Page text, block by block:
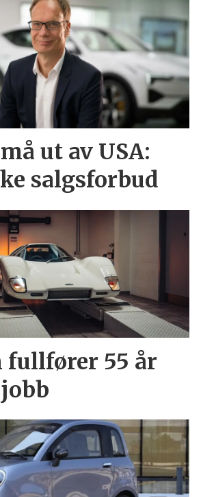
ut av USA:
salgsforbud
fullfører 55 år